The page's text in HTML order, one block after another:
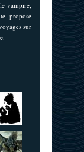
vampire,
propose
sur